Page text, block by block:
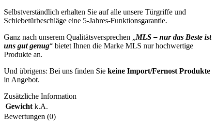
Selbstverständlich erhalten Sie auf alle unsere Türgriffe und
Schiebetürbeschläge eine 5-Jahres-Funktionsgarantie.
Ganz nach unserem Qualitätsversprechen „MLS – nur das Beste ist
uns gut genug“ bietet Ihnen die Marke MLS nur hochwertige
Produkte an.
Und übrigens: Bei uns finden Sie keine Import/Fernost Produkte
in Angebot.
Zusätzliche Information
Gewicht k.A.
Bewertungen (0)